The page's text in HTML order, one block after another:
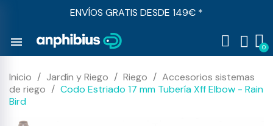
ENVÍOS GRATIS DESDE 149€ *
menu
Inicio Jardín y Riego Riego
Accesorios sistemas
de riego
Codo Estriado 17 mm Tubería Xff Elbow - Rain
Bird